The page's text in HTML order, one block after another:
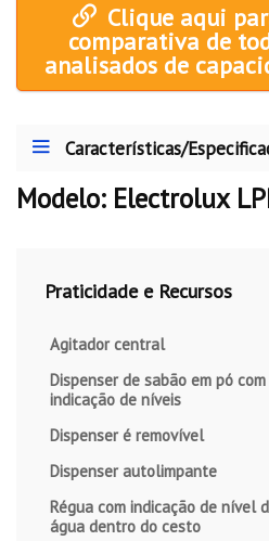
Clique aqui
comparativa de
analisados de
Características/
Modelo: Electrolux
Praticidade e Recursos
Agitador central
Dispenser de sabão em pó com
indicação de níveis
Dispenser é removível
Dispenser autolimpante
Régua com indicação de nível
água dentro do cesto